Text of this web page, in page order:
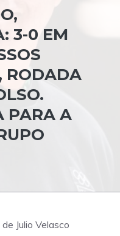
3-0 EM
RODADA
PARA A
Julio Velasco